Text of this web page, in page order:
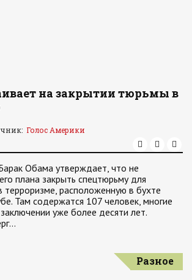
на закрытии тюрьмы в
Голос Америки
Обама утверждает, что не
плана закрыть спецтюрьму для
расположенную в бухте
Там содержатся 107 человек, многие
уже более десяти лет.
Разное